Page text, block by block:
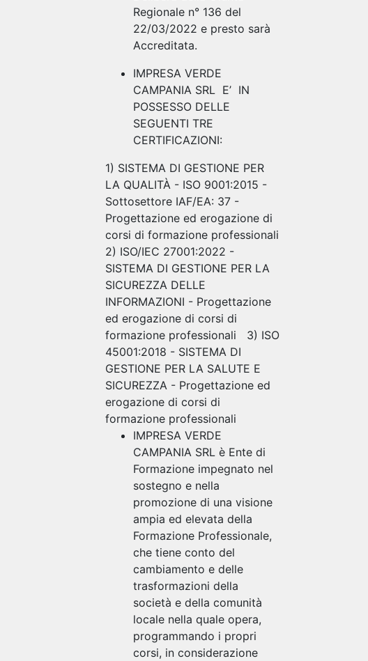
Regionale n° 136 del
22/03/2022 e presto sarà
Accreditata.
IMPRESA VERDE
CAMPANIA SRL E’ IN
POSSESSO DELLE
SEGUENTI TRE
CERTIFICAZIONI:
1) SISTEMA DI GESTIONE PER
LA QUALITÀ - ISO 9001:2015 -
Sottosettore IAF/EA: 37 -
Progettazione ed erogazione di
corsi di formazione professionali
2) ISO/IEC 27001:2022 -
SISTEMA DI GESTIONE PER LA
SICUREZZA DELLE
INFORMAZIONI - Progettazione
ed erogazione di corsi di
formazione professionali 3) ISO
45001:2018 - SISTEMA DI
GESTIONE PER LA SALUTE E
SICUREZZA - Progettazione ed
erogazione di corsi di
formazione professionali
IMPRESA VERDE
CAMPANIA SRL è Ente di
Formazione impegnato nel
sostegno e nella
promozione di una visione
ampia ed elevata della
Formazione Professionale,
che tiene conto del
cambiamento e delle
trasformazioni della
società e della comunità
locale nella quale opera,
programmando i propri
corsi, in considerazione